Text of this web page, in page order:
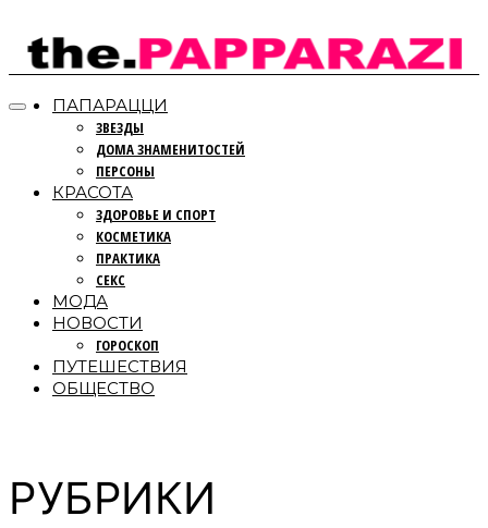
ПАПАРАЦЦИ
ЗВЕЗДЫ
ДОМА ЗНАМЕНИТОСТЕЙ
ПЕРСОНЫ
КРАСОТА
ЗДОРОВЬЕ И СПОРТ
КОСМЕТИКА
ПРАКТИКА
СЕКС
МОДА
НОВОСТИ
ГОРОСКОП
ПУТЕШЕСТВИЯ
ОБЩЕСТВО
РУБРИКИ